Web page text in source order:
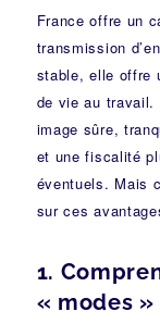
France offre un
transmission
stable, elle offre
de vie au travail.
image sûre,
et une fiscalité
éventuels. Mais
sur ces
1.
« modes »